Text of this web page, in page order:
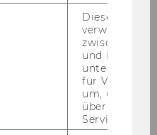
Dieses
verwendet,
zwischen
und Bots zu
für Vimeo
um, um
über die
Service zu